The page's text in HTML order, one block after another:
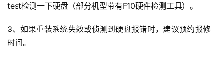
test检测一下硬盘（部分机型带有F10硬件检测工具）。
3、如果重装系统失效或侦测到硬盘报错时，建议预约报修
时间。